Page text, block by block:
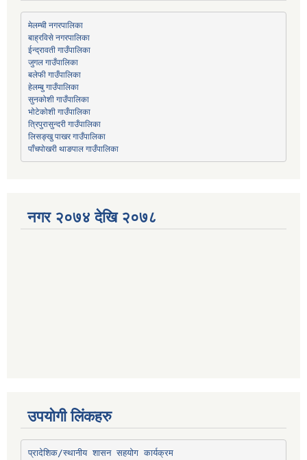
मेलम्ची नगरपालिका
बाह्रविसे नगरपालिका
ईन्द्रावती गाउँपालिका
जुगल गाउँपालिका
बलेफी गाउँपालिका
हेलम्बु गाउँपालिका
सुनकोशी गाउँपालिका
भोटेकोशी गाउँपालिका
त्रिपुरासुन्दरी गाउँपालिका
लिसङ्खु पाखर गाउँपालिका
पाँचपोखरी थाङपाल गाउँपालिका
नगर २०७४ देखि २०७८
उपयोगी लिंकहरु
प्रादेशिक/स्थानीय शासन सहयोग कार्यक्रम